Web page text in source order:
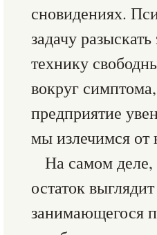
сновидениях.
задачу
технику
вокруг
предприятие
мы излечимся от
На самом деле,
остаток
занимающегося